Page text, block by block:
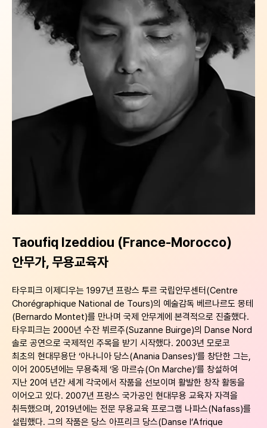
Taoufiq Izeddiou (France-Morocco)
안무가, 무용교육자
타우피크 이제디우는 1997년 프랑스 투르 국립안무센터(Centre
Chorégraphique National de Tours)의 예술감독 베르나르도 몽테
(Bernardo Montet)를 만나며 국제 안무계에 본격적으로 진출했다.
타우피크는 2000년 수잔 뷔르주(Suzanne Buirge)의 Danse Nord
솔로 공연으로 국제적인 주목을 받기 시작했다. 2003년 모로코
최초의 현대무용단 ‘아나니아 당스(Anania Danses)’를 창단한 그는,
이어 2005년에는 무용축제 ‘옹 마르슈(On Marche)’를 창설하여
지난 20여 년간 세계 각국에서 작품을 선보이며 활발한 창작 활동을
이어오고 있다. 2007년 프랑스 국가공인 현대무용 교육자 자격을
취득했으며, 2019년에는 전문 무용교육 프로그램 나파스(Nafass)를
설립했다. 그의 작품은 당스 아프리크 당스(Danse l’Afrique